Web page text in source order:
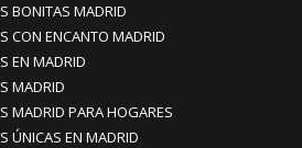
BONITAS MADRID
CON ENCANTO MADRID
EN MADRID
MADRID
MADRID PARA HOGARES
ÚNICAS EN MADRID